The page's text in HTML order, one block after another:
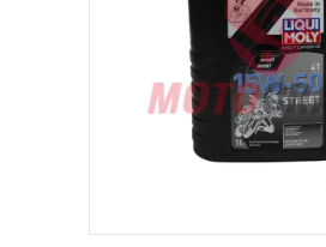
AÑADIR AL CARRITO